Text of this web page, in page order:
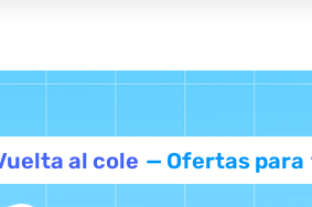
al cole — Ofertas para